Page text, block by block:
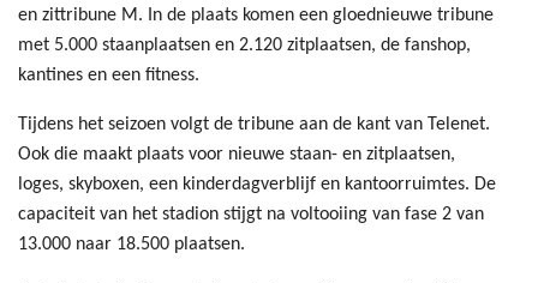
en zittribune M. In de plaats komen een gloednieuwe tribune
met 5.000 staanplaatsen en 2.120 zitplaatsen, de fanshop,
kantines en een fitness.
Tijdens het seizoen volgt de tribune aan de kant van Telenet.
Ook die maakt plaats voor nieuwe staan- en zitplaatsen,
loges, skyboxen, een kinderdagverblijf en kantoorruimtes. De
capaciteit van het stadion stijgt na voltooiing van fase 2 van
13.000 naar 18.500 plaatsen.